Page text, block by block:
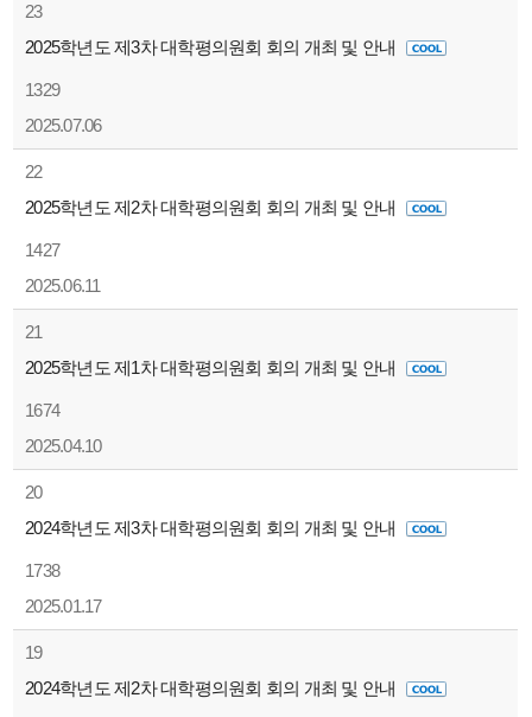
23
2025학년도 제3차 대학평의원회 회의 개최 및 안내
1329
2025.07.06
22
2025학년도 제2차 대학평의원회 회의 개최 및 안내
1427
2025.06.11
21
2025학년도 제1차 대학평의원회 회의 개최 및 안내
1674
2025.04.10
20
2024학년도 제3차 대학평의원회 회의 개최 및 안내
1738
2025.01.17
19
2024학년도 제2차 대학평의원회 회의 개최 및 안내